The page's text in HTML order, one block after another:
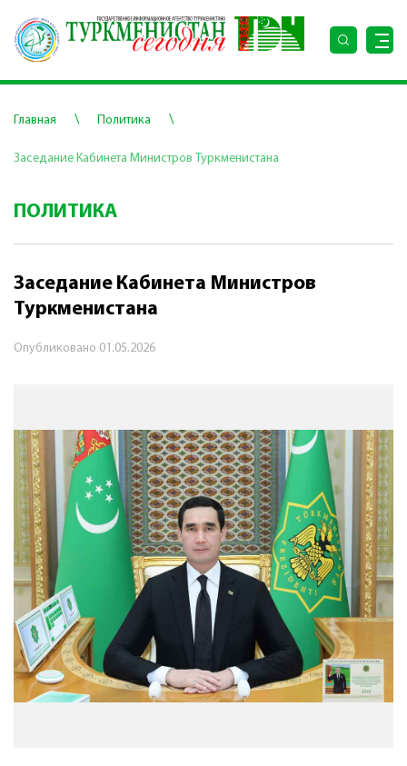
Главная \ Политика \
Заседание Кабинета Министров Туркменистана
ПОЛИТИКА
Заседание Кабинета Министров
Туркменистана
Опубликовано 01.05.2026